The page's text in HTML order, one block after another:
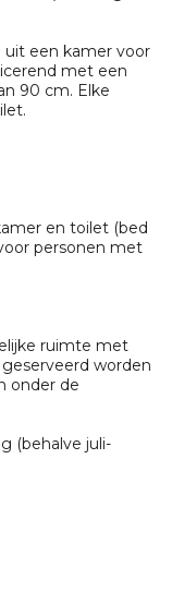
uit een kamer voor
met een
90 cm. Elke
en toilet (bed
personen met
ruimte met
worden
onder de
(behalve juli-